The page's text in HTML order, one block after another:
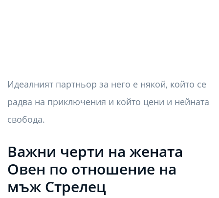
Идеалният партньор за него е някой, който се
радва на приключения и който цени и нейната
свобода.
Важни черти на жената
Овен по отношение на
мъж Стрелец